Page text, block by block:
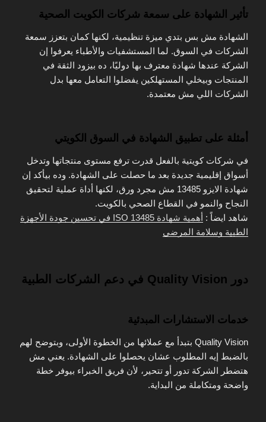
تأثير الشهادة على سمعة شركات الكويت الصحية
الشهادة مش بس بتدي ميزة تنظيمية، لكنها كمان بتعزز سمعة
الشركات في السوق. لما المستشفيات والأطباء يعرفوا إن
الشركة عندها شهادة معترف بها دوليًا، ده بيزود الثقة في
المنتجات وبيخلي المستهلكين يفضلوا التعامل معها بدل
الشركات اللي مش معتمدة.
أمثلة على تطبيق الشهادة في السوق الكويتي
في شركات كويتية بالفعل قدرت ترفع مستوى منتجاتها وتدخل
أسواق إقليمية جديدة بعد ما حصلت على الشهادة. وده بيأكد إن
شهادة الايزو 13485 مش مجرد ورق، لكنها أداة عملية لتحقيق
النجاح والنمو في القطاع الصحي بالكويت.
شاهد ايضاً :
أهمية شهادة ISO 13485 في تحسين جودة الأجهزة
الطبية وسلامة المرضى
دور Quality Vision في دعم الشركات الطبية
خدمات الاستشارات المبدئية
Quality Vision بتبدأ مع عملائها من الخطوة الأولى، وبتوضح لهم
بالضبط إيه المطلوب عشان يحصلوا على الشهادة. يعني مش
هتضطر الشركة تدور أو تتحير، لأن فريق الخبراء بيوفر خطة
واضحة ومتكاملة من البداية.